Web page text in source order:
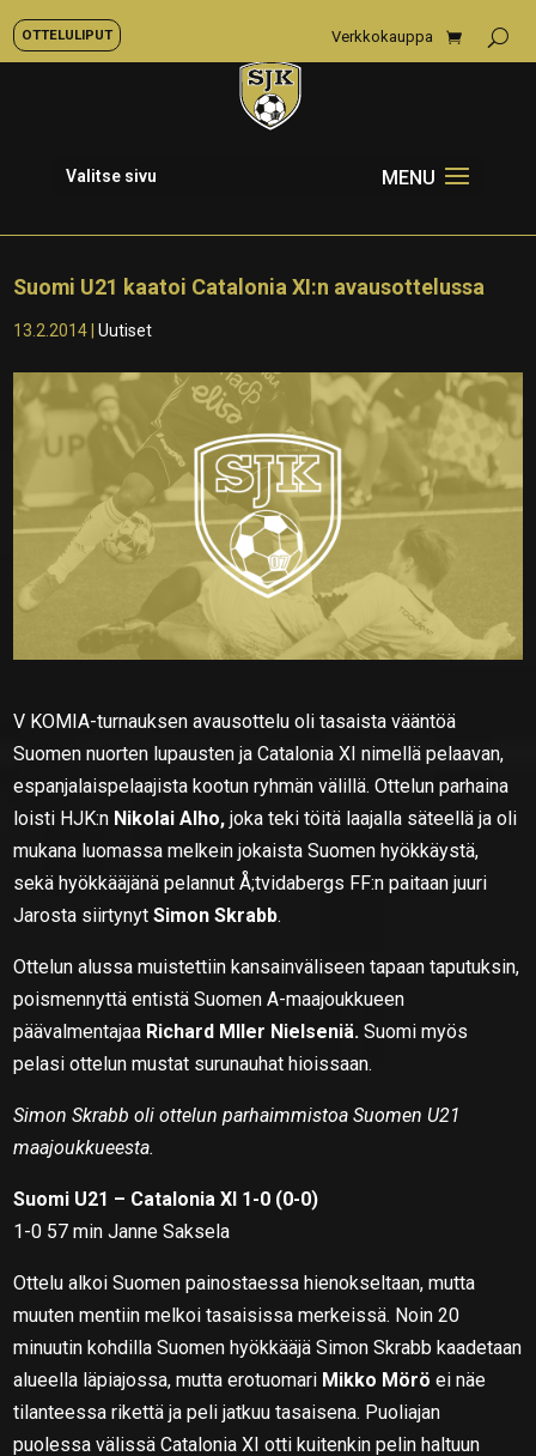
OTTELULIPUT Verkkokauppa
Valitse sivu
Suomi U21 kaatoi Catalonia XI:n avausottelussa
13.2.2014 |Uutiset
V KOMIA-turnauksen avausottelu oli tasaista vääntöä
Suomen nuorten lupausten ja Catalonia XI nimellä pelaavan,
espanjalaispelaajista kootun ryhmän välillä. Ottelun parhaina
loisti HJK:n Nikolai Alho, joka teki töitä laajalla säteellä ja oli
mukana luomassa melkein jokaista Suomen hyökkäystä,
sekä hyökkääjänä pelannut Å;tvidabergs FF:n paitaan juuri
Jarosta siirtynytSimon Skrabb.
Ottelun alussa muistettiin kansainväliseen tapaan taputuksin,
poismennyttä entistä Suomen A-maajoukkueen
päävalmentajaa Richard Mller Nielseniä. Suomi myös
pelasi ottelun mustat surunauhat hioissaan.
Simon Skrabb oli ottelun parhaimmistoa Suomen U21
maajoukkueesta.
Suomi U21 – Catalonia XI 1-0 (0-0)
1-0 57 min Janne Saksela
Ottelu alkoi Suomen painostaessa hienokseltaan, mutta
muuten mentiin melkoi tasaisissa merkeissä. Noin 20
minuutin kohdilla Suomen hyökkääjä Simon Skrabb kaadetaan
alueella läpiajossa, mutta erotuomari Mikko Mörö ei näe
tilanteessa rikettä ja peli jatkuu tasaisena. Puoliajan
puolessa välissä Catalonia XI otti kuitenkin pelin haltuun